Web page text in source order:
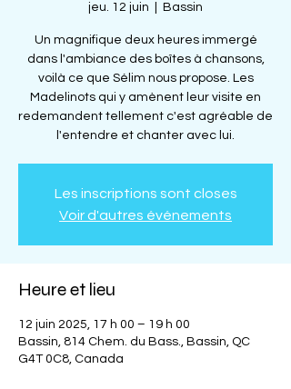
jeu. 12 juin Bassin
Un magnifique deux heures immergé
dans l'ambiance des boîtes à chansons,
voilà ce que Sélim nous propose. Les
Madelinots qui y amènent leur visite en
redemandent tellement c'est agréable de
l'entendre et chanter avec lui.
Les inscriptions sont closes
Voir d'autres événements
Heure et lieu
12 juin 2025, 17 h 00 – 19 h 00
Bassin, 814 Chem. du Bass., Bassin, QC
G4T 0C8, Canada